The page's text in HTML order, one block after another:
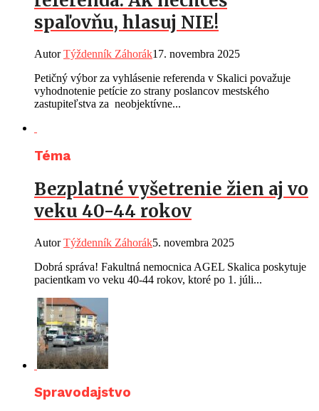
spaľovňu, hlasuj NIE!
AutorTýždenník Záhorák17. novembra 2025
Petičný výbor za vyhlásenie referenda v Skalici považuje
vyhodnotenie petície zo strany poslancov mestského
zastupiteľstva za neobjektívne...
Téma
Bezplatné vyšetrenie žien aj vo
veku 40-44 rokov
AutorTýždenník Záhorák5. novembra 2025
Dobrá správa! Fakultná nemocnica AGEL Skalica poskytuje
pacientkam vo veku 40-44 rokov, ktoré po 1. júli...
Spravodajstvo